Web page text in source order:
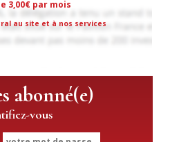
3,00€ par mois
au site et à nos services
abonné(e)
vous